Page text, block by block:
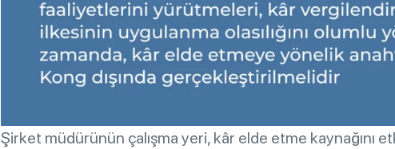
Şirket müdürünün çalışma yeri, kâr elde etme kaynağını